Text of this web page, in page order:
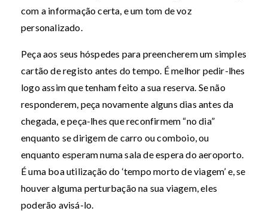
com a informação certa, e um tom de voz
personalizado.
Peça aos seus hóspedes para preencherem um simples
cartão de registo antes do tempo. É melhor pedir-lhes
logo assim que tenham feito a sua reserva. Se não
responderem, peça novamente alguns dias antes da
chegada, e peça-lhes que reconfirmem “no dia”
enquanto se dirigem de carro ou comboio, ou
enquanto esperam numa sala de espera do aeroporto.
É uma boa utilização do ‘tempo morto de viagem’ e, se
houver alguma perturbação na sua viagem, eles
poderão avisá-lo.